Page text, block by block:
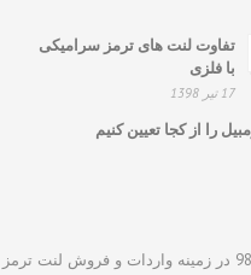
تفاوت لنت های ترمز سرامیکی
با فلزی
17 تیر 1398
را از کجا تعیین کنیم
ژاپن لنت فعالیت خود را ابتدای سال 98 در زمینه واردات و فروش لنت ترمز